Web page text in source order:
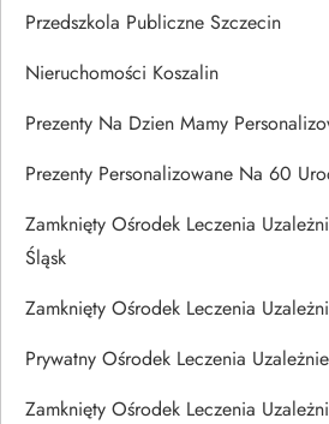
Przedszkola Publiczne Szczecin
Nieruchomości Koszalin
Prezenty Na Dzien Mamy
Prezenty Personalizowane Na 60
Zamknięty Ośrodek Leczenia
Śląsk
Zamknięty Ośrodek Leczenia
Prywatny Ośrodek Leczenia
Zamknięty Ośrodek Leczenia